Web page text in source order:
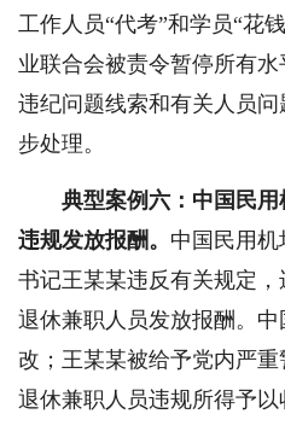
工作人员“代考”和学员“花
业联合会被责令暂停所有
违纪问题线索和有关人员
步处理。
典型案例六：中国民
违规发放报酬。 中国民用
书记王某某违反有关规定
退休兼职人员发放报酬。
改；王某某被给予党内严
退休兼职人员违规所得予以